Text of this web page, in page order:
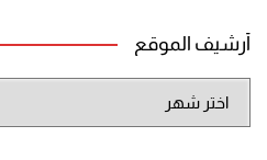
أرشيف الموقع
الموقع